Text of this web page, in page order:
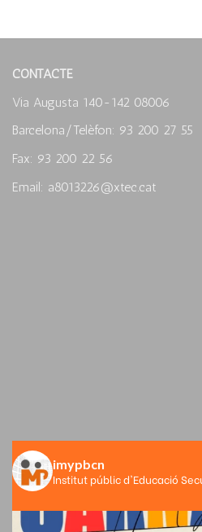
CONTACTE
Via Augusta 140-142 08006
Barcelona/Telèfon: 93 200 27 55
Fax: 93 200 22 56
Email: a8013226@xtec.cat
imypbcn
Institut públic d'Educació